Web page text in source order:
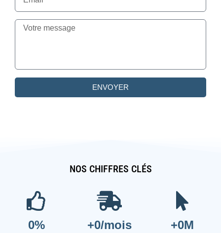
ENVOYER
NOS CHIFFRES CLÉS
0% +0/mois +0M